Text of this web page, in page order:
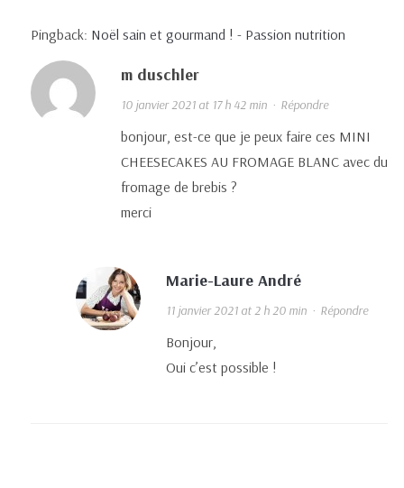
Pingback: Noël sain et gourmand ! - Passion nutrition
m duschler
10 janvier 2021 at 17 h 42 min· Répondre
bonjour, est-ce que je peux faire ces MINI
CHEESECAKES AU FROMAGE BLANC avec du
fromage de brebis ?
merci
Marie-Laure André
11 janvier 2021 at 2 h 20 min· Répondre
Bonjour,
Oui c’est possible !